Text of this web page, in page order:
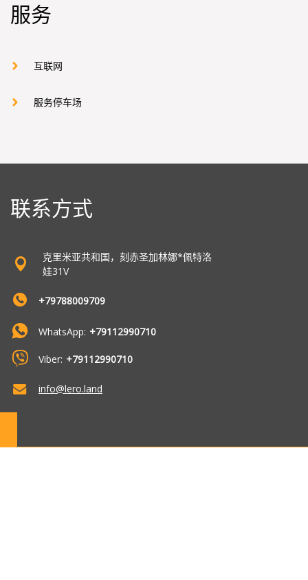
服务
互联网
服务停车场
联系方式
克里米亚共和国，刻赤圣加林娜*佩特洛
娃31V
+79788009709
WhatsApp: +79112990710
Viber: +79112990710
info@lero.land